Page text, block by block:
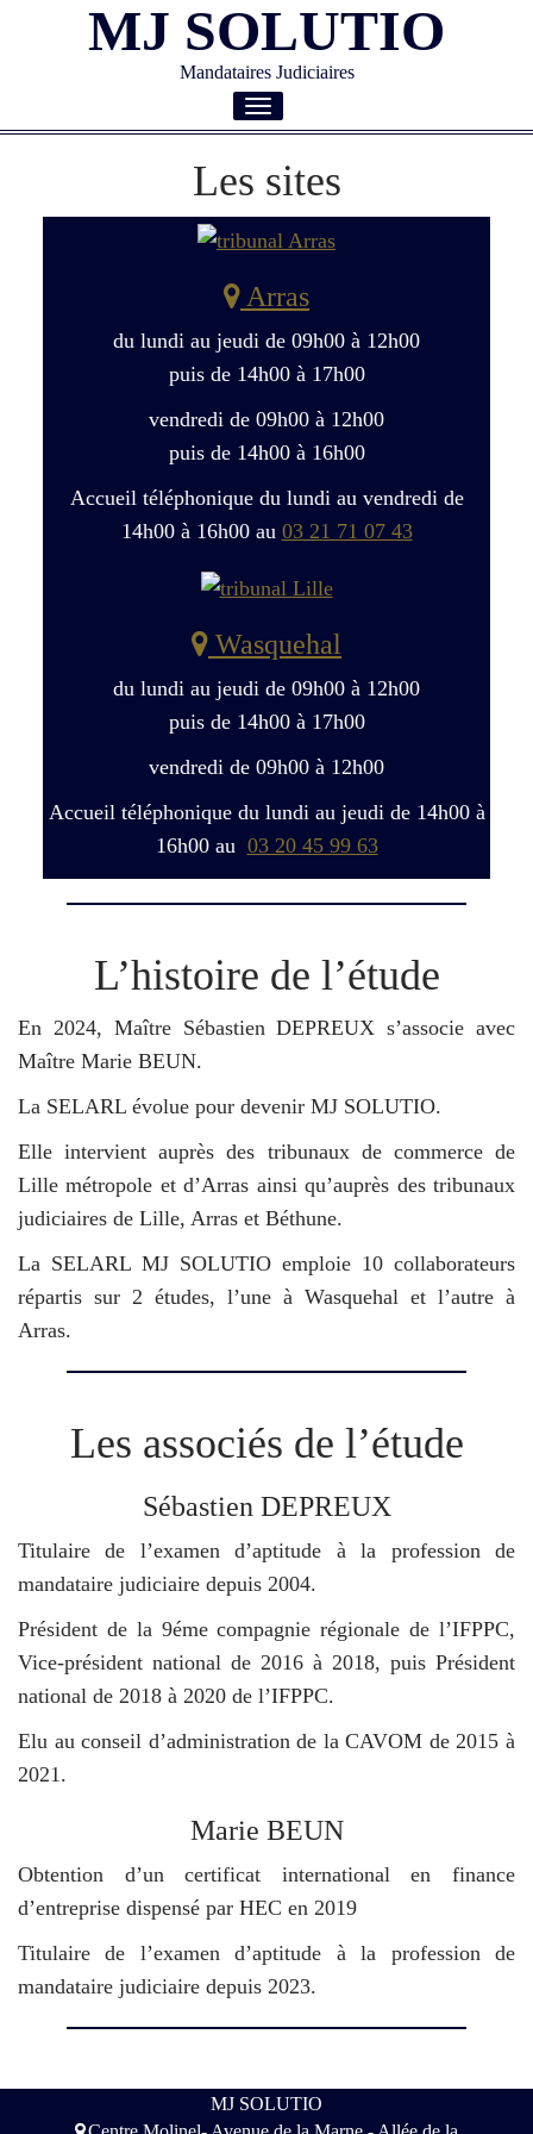
MJ SOLUTIO
Mandataires Judiciaires
Toggle
Les sites
Arras
du lundi au jeudi de 09h00 à 12h00
puis de 14h00 à 17h00
vendredi de 09h00 à 12h00
puis de 14h00 à 16h00
Accueil téléphonique du lundi au vendredi de
14h00 à 16h00 au 03 21 71 07 43
Wasquehal
du lundi au jeudi de 09h00 à 12h00
puis de 14h00 à 17h00
vendredi de 09h00 à 12h00
Accueil téléphonique du lundi au jeudi de 14h00 à
16h00 au 03 20 45 99 63
L’histoire de l’étude
En 2024, Maître Sébastien DEPREUX s’associe avec
Maître Marie BEUN.
La SELARL évolue pour devenir MJ SOLUTIO.
Elle intervient auprès des tribunaux de commerce de
Lille métropole et d’Arras ainsi qu’auprès des tribunaux
judiciaires de Lille, Arras et Béthune.
La SELARL MJ SOLUTIO emploie 10 collaborateurs
répartis sur 2 études, l’une à Wasquehal et l’autre à
Arras.
Les associés de l’étude
Sébastien DEPREUX
Titulaire de l’examen d’aptitude à la profession de
mandataire judiciaire depuis 2004.
Président de la 9éme compagnie régionale de l’IFPPC,
Vice-président national de 2016 à 2018, puis Président
national de 2018 à 2020 de l’IFPPC.
Elu au conseil d’administration de la CAVOM de 2015 à
2021.
Marie BEUN
Obtention d’un certificat international en finance
d’entreprise dispensé par HEC en 2019
Titulaire de l’examen d’aptitude à la profession de
mandataire judiciaire depuis 2023.
MJ SOLUTIO